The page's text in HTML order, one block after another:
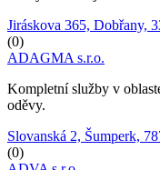
Jiráskova 365, Dobřany,
(0)
ADAGMA s.r.o.
Kompletní služby v
oděvy.
Slovanská 2, Šumperk,
(0)